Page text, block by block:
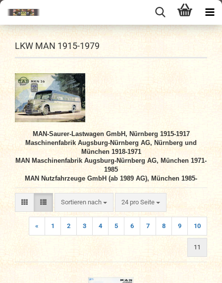
LKW MAN 1915-1979
MAN-Saurer-Lastwagen GmbH, Nürnberg 1915-1917
Maschinenfabrik Augsburg-Nürnberg AG, Nürnberg und
München 1918-1971
MAN Maschinenfabrik Augsburg-Nürnberg AG, München 1971-
1985
MAN Nutzfahrzeuge GmbH (ab 1989 AG), München 1985-
Sortieren nach
Sortieren nach 24 pro Seite
pro Seite
« 1 2 3 4 5 6 7 8 9 10
11